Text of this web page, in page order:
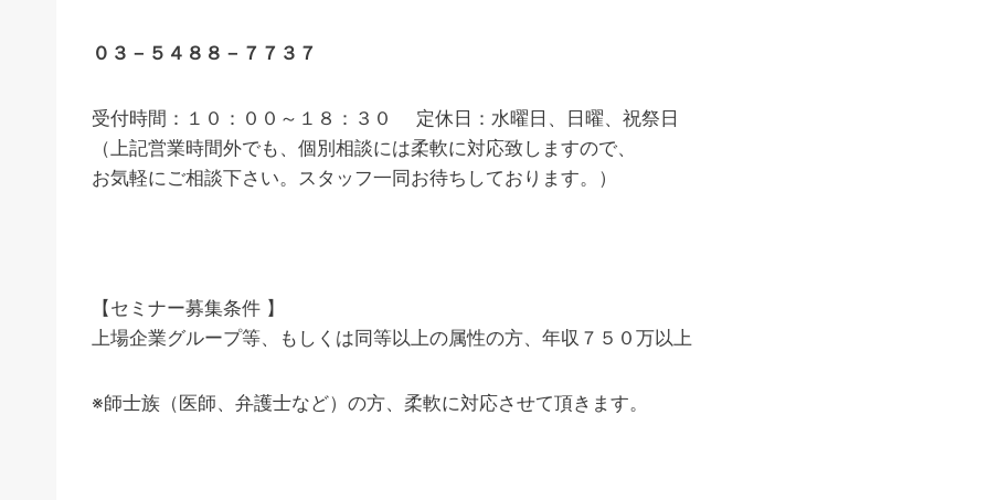
０３－５４８８－７７３７
受付時間：１０：００～１８：３０ 定休日：水曜日、日曜、祝祭日
（上記営業時間外でも、個別相談には柔軟に対応致しますので、
お気軽にご相談下さい。スタッフ一同お待ちしております。）
【セミナー募集条件 】
上場企業グループ等、もしくは同等以上の属性の方、年収７５０万以上
※師士族（医師、弁護士など）の方、柔軟に対応させて頂きます。